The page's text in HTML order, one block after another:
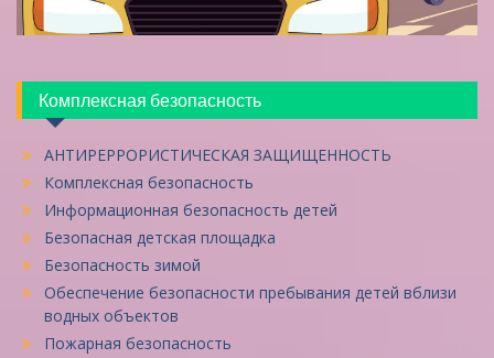
Комплексная безопасность
АНТИРЕРРОРИСТИЧЕСКАЯ ЗАЩИЩЕННОСТЬ
Комплексная безопасность
Информационная безопасность детей
Безопасная детская площадка
Безопасность зимой
Обеспечение безопасности пребывания детей вблизи
водных объектов
Пожарная безопасность